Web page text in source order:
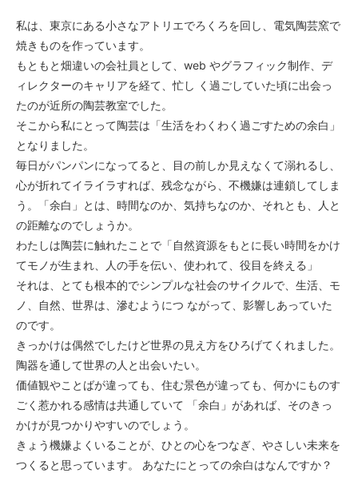
私は、東京にある小さなアトリエでろくろを回し、電気陶芸窯で
焼きものを作っています。
もともと畑違いの会社員として、web やグラフィック制作、デ
ィレクターのキャリアを経て、忙し く過ごしていた頃に出会っ
たのが近所の陶芸教室でした。
そこから私にとって陶芸は「生活をわくわく過ごすための余白」
となりました。
毎日がパンパンになってると、目の前しか見えなくて溺れるし、
心が折れてイライラすれば、残念ながら、不機嫌は連鎖してしま
う。「余白」とは、時間なのか、気持ちなのか、それとも、人と
の距離なのでしょうか。
わたしは陶芸に触れたことで「自然資源をもとに長い時間をかけ
てモノが生まれ、人の手を伝い、使われて、役目を終える」
それは、とても根本的でシンプルな社会のサイクルで、生活、モ
ノ、自然、世界は、滲むようにつ ながって、影響しあっていた
のです。
きっかけは偶然でしたけど世界の見え方をひろげてくれました。
陶器を通して世界の人と出会いたい。
価値観やことばが違っても、住む景色が違っても、何かにものす
ごく惹かれる感情は共通していて 「余白」があれば、そのきっ
かけが見つかりやすいのでしょう。
きょう機嫌よくいることが、ひとの心をつなぎ、やさしい未来を
つくると思っています。 あなたにとっての余白はなんですか？